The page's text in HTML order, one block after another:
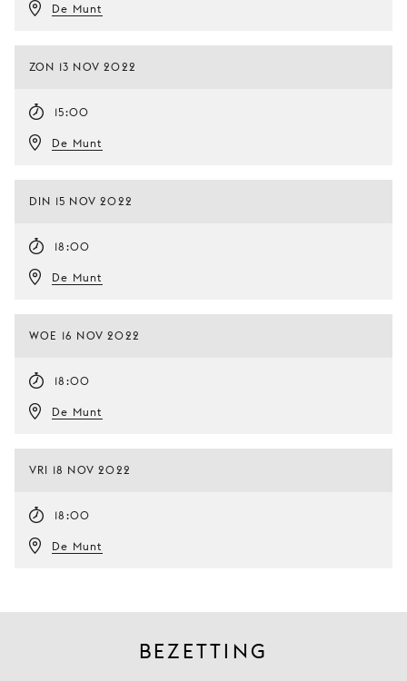
De Munt
ZON 13 NOV 2022
15:00
De Munt
DIN 15 NOV 2022
18:00
De Munt
WOE 16 NOV 2022
18:00
De Munt
VRI 18 NOV 2022
18:00
De Munt
BEZETTING